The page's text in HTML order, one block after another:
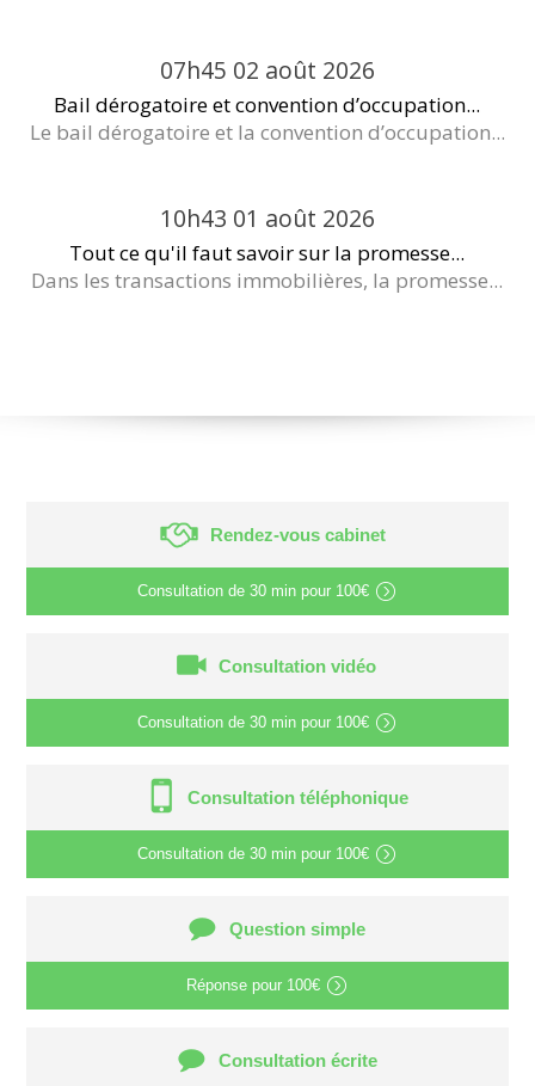
07h45 02 août 2026
Bail dérogatoire et convention d’occupation...
Le bail dérogatoire et la convention d’occupation...
10h43 01 août 2026
Tout ce qu'il faut savoir sur la promesse...
Dans les transactions immobilières, la promesse...
Rendez-vous cabinet
Consultation de 30 min pour 100€
Consultation vidéo
Consultation de 30 min pour 100€
Consultation téléphonique
Consultation de 30 min pour 100€
Question simple
Réponse pour 100€
Consultation écrite